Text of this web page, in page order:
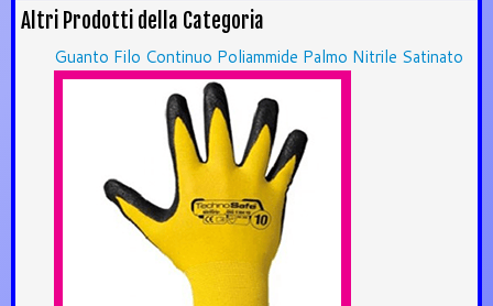
Altri Prodotti della Categoria
Guanto Filo Continuo Poliammide Palmo Nitrile Satinato